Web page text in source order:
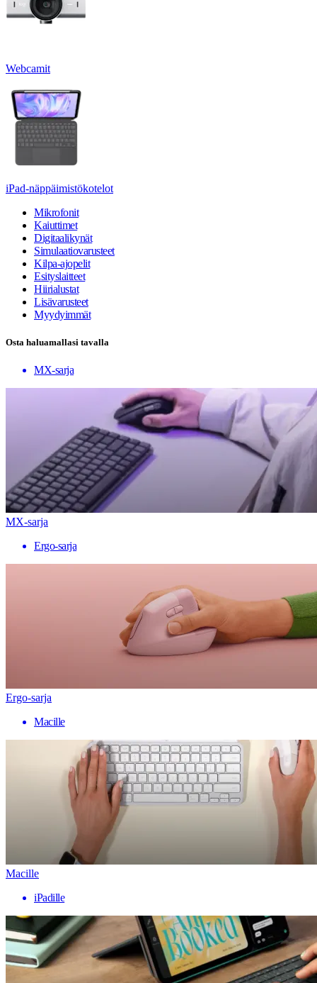
Webcamit
iPad-näppäimistökotelot
Mikrofonit
Kaiuttimet
Digitaalikynät
Simulaatiovarusteet
Kilpa-ajopelit
Esityslaitteet
Hiirialustat
Lisävarusteet
Myydyimmät
Osta haluamallasi tavalla
MX-sarja
MX-sarja
Ergo-sarja
Ergo-sarja
Macille
Macille
iPadille